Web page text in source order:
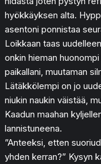
hyökkäyksen alta.
asentoni ponnistaa
Loikkaan taas
onkin hieman
paikallani, muutaman
Lätäkkölempi on jo
niukin naukin väistää,
Kaadun maahan
lannistuneena.
”Anteeksi, etten
yhden kerran?” Kysyn